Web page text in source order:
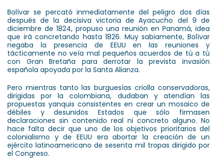
Bolívar se percató inmediatamente del peligro dos días
después de la decisiva victoria de Ayacucho del 9 de
diciembre de 1824, propuso una reunión en Panamá, idea
que irá concretando hasta 1826. Muy sabiamente, Bolívar
negaba la presencia de EEUU en las reuniones y
tácticamente no veía mal pequeños acuerdos de tú a tú
con Gran Bretaña para derrotar la prevista invasión
española apoyada por la Santa Alianza.
Pero mientras tanto las burguesías criolla conservadoras,
dirigidas por la colombiana, dudaban y atendían las
propuestas yanquis consistentes en crear un mosaico de
débiles y desunidos Estados que sólo firmasen
declaraciones sin contenido real ni concreto alguno. No
hace falta decir que uno de los objetivos prioritarios del
colonialismo y de EEUU era abortar la creación de un
ejército latinoamericano de sesenta mil tropas dirigido por
el Congreso.